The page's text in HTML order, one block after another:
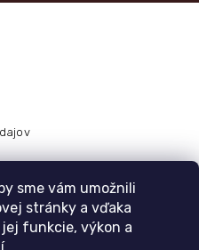
sme vám umožnili
stránky a vďaka
funkcie, výkon a